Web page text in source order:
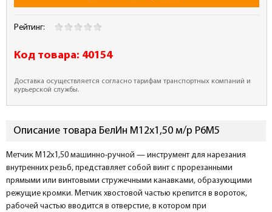
Рейтинг:
Код товара: 40154
Доставка осуществляется согласно тарифам транспортных компаний и
курьерской службы.
Описание товара БелИн М12х1,50 м/р Р6М5
Метчик М12х1,50 машинно-ручной — инструмент для нарезания
внутренних резьб, представляет собой винт с прорезанными
прямыми или винтовыми стружечными канавками, образующими
режущие кромки. Метчик хвостовой частью крепится в вороток,
рабочей частью вводится в отверстие, в котором при